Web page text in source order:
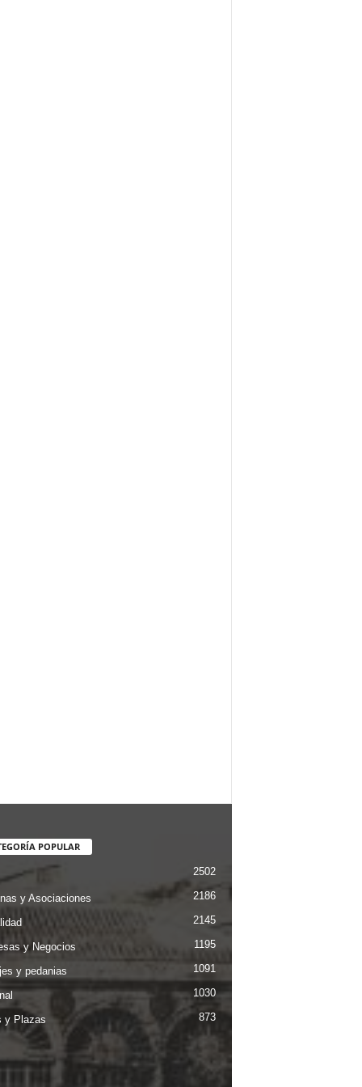
POPULAR
2502
y Asociaciones 2186
2145
y Negocios 1195
y pedanias 1091
1030
y Plazas 873